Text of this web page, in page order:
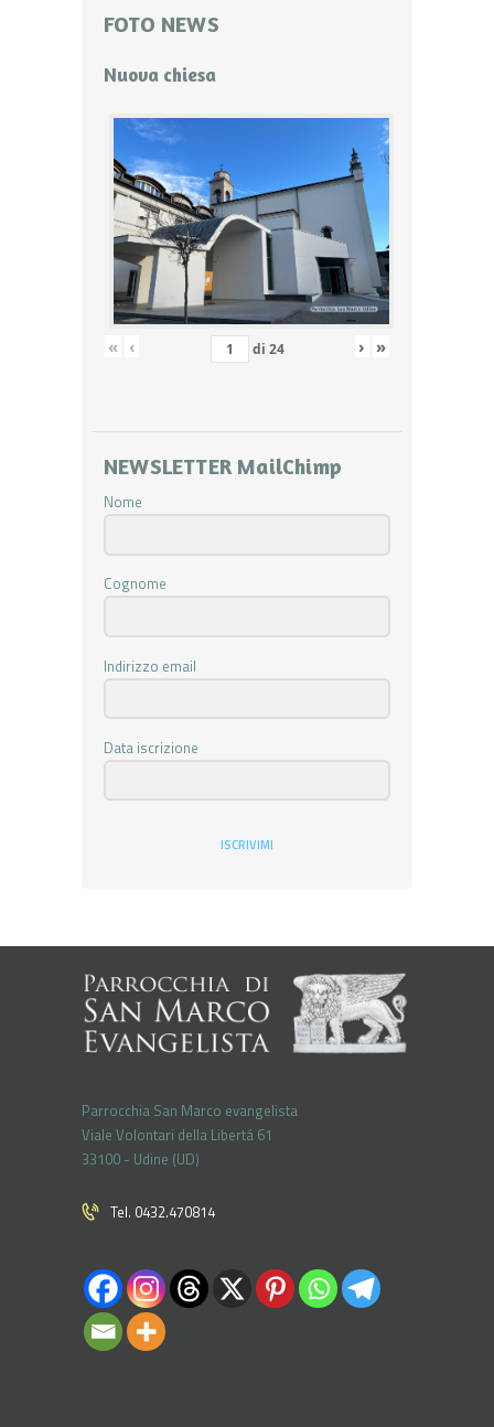
FOTO NEWS
Nuova chiesa
« ‹ di 24 › »
NEWSLETTER MailChimp
Nome
Cognome
Indirizzo email
Data iscrizione
ISCRIVIMI
Parrocchia San Marco evangelista
Viale Volontari della Libertá 61
33100 - Udine (UD)
Tel. 0432.470814